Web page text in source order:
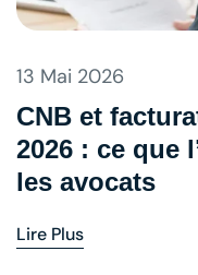
13 Mai 2026
CNB et
2026 : ce que
les avocats
Lire Plus